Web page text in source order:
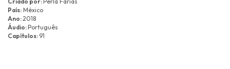
País: México
Ano:2018
Áudio:Português
Capítulos: 91